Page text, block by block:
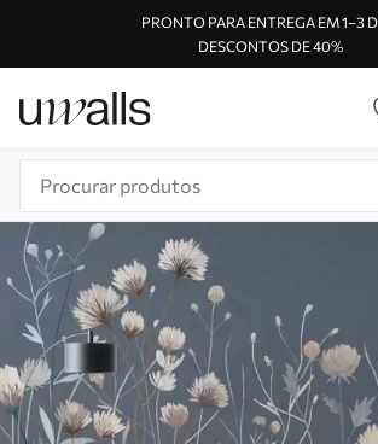
PRONTO PARA ENTREGA EM 1–3
DESCONTOS DE 40%